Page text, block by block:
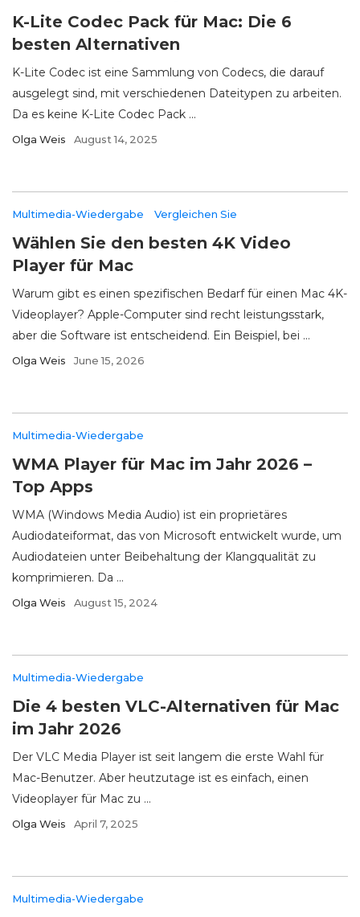
K-Lite Codec Pack für Mac: Die 6
besten Alternativen
K-Lite Codec ist eine Sammlung von Codecs, die darauf
ausgelegt sind, mit verschiedenen Dateitypen zu arbeiten.
Da es keine K-Lite Codec Pack ...
Olga Weis August 14, 2025
Multimedia-Wiedergabe Vergleichen Sie
Wählen Sie den besten 4K Video
Player für Mac
Warum gibt es einen spezifischen Bedarf für einen Mac 4K-
Videoplayer? Apple-Computer sind recht leistungsstark,
aber die Software ist entscheidend. Ein Beispiel, bei ...
Olga Weis June 15, 2026
Multimedia-Wiedergabe
WMA Player für Mac im Jahr 2026 –
Top Apps
WMA (Windows Media Audio) ist ein proprietäres
Audiodateiformat, das von Microsoft entwickelt wurde, um
Audiodateien unter Beibehaltung der Klangqualität zu
komprimieren. Da ...
Olga Weis August 15, 2024
Multimedia-Wiedergabe
Die 4 besten VLC-Alternativen für Mac
im Jahr 2026
Der VLC Media Player ist seit langem die erste Wahl für
Mac-Benutzer. Aber heutzutage ist es einfach, einen
Videoplayer für Mac zu ...
Olga Weis April 7, 2025
Multimedia-Wiedergabe